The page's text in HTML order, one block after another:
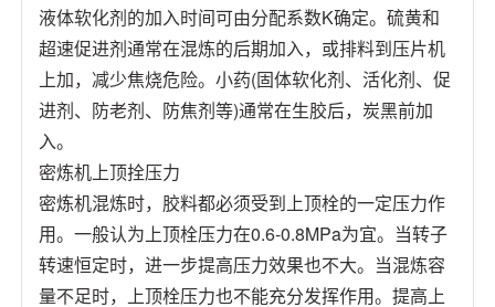
液体软化剂的加入时间可由分配系数K确定。硫黄和
超速促进剂通常在混炼的后期加入，或排料到压片机
上加，减少焦烧危险。小药(固体软化剂、活化剂、促
进剂、防老剂、防焦剂等)通常在生胶后，炭黑前加
入。
密炼机上顶拴压力
密炼机混炼时，胶料都必须受到上顶栓的一定压力作
用。一般认为上顶栓压力在0.6-0.8MPa为宜。当转子
转速恒定时，进一步提高压力效果也不大。当混炼容
量不足时，上顶栓压力也不能充分发挥作用。提高上